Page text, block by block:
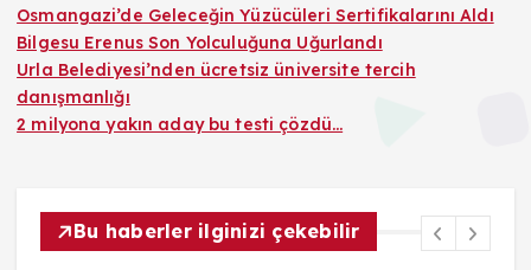
Osmangazi’de Geleceğin Yüzücüleri Sertifikalarını Aldı
Bilgesu Erenus Son Yolculuğuna Uğurlandı
Urla Belediyesi’nden ücretsiz üniversite tercih
danışmanlığı
2 milyona yakın aday bu testi çözdü…
Bu haberler ilginizi çekebilir